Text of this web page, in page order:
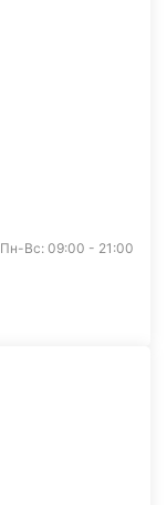
Пн-Вс: 09:00 - 21:00